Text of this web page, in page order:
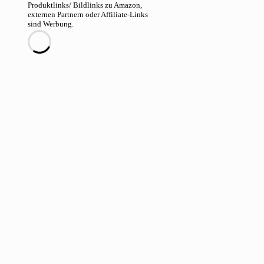
Produktlinks/ Bildlinks zu Amazon,
externen Partnern oder Affiliate-Links
sind Werbung.